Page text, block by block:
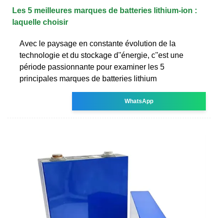
Les 5 meilleures marques de batteries lithium-ion :
laquelle choisir
Avec le paysage en constante évolution de la
technologie et du stockage d''énergie, c''est une
période passionnante pour examiner les 5
principales marques de batteries lithium
WhatsApp